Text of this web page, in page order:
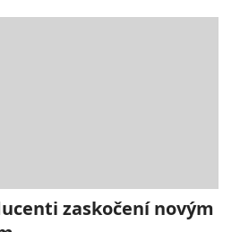
zaskočení novým